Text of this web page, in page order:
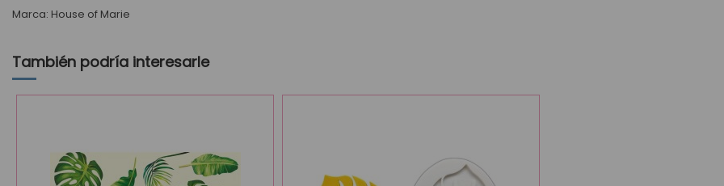
Marca: House of Marie
También podría interesarle